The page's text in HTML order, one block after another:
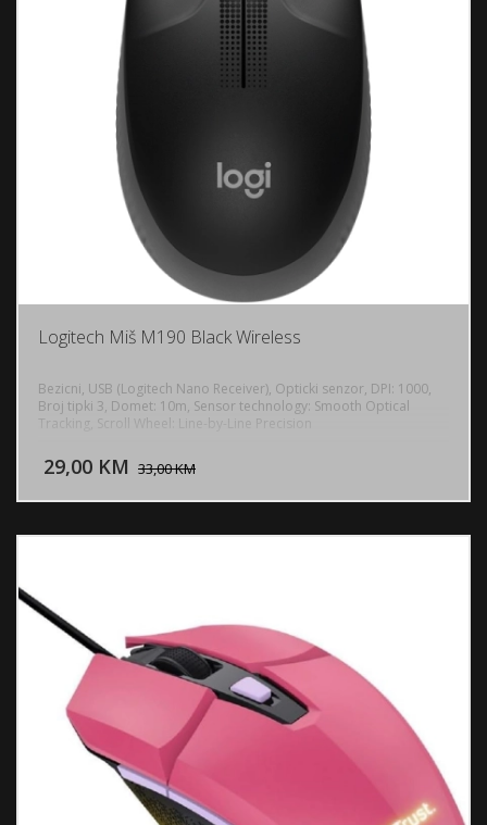
Logitech Miš M190 Black Wireless
Bezicni, USB (Logitech Nano Receiver), Opticki senzor, DPI: 1000,
Broj tipki 3, Domet: 10m, Sensor technology: Smooth Optical
Tracking, Scroll Wheel: Line-by-Line Precision
29,00 KM 33,00 KM